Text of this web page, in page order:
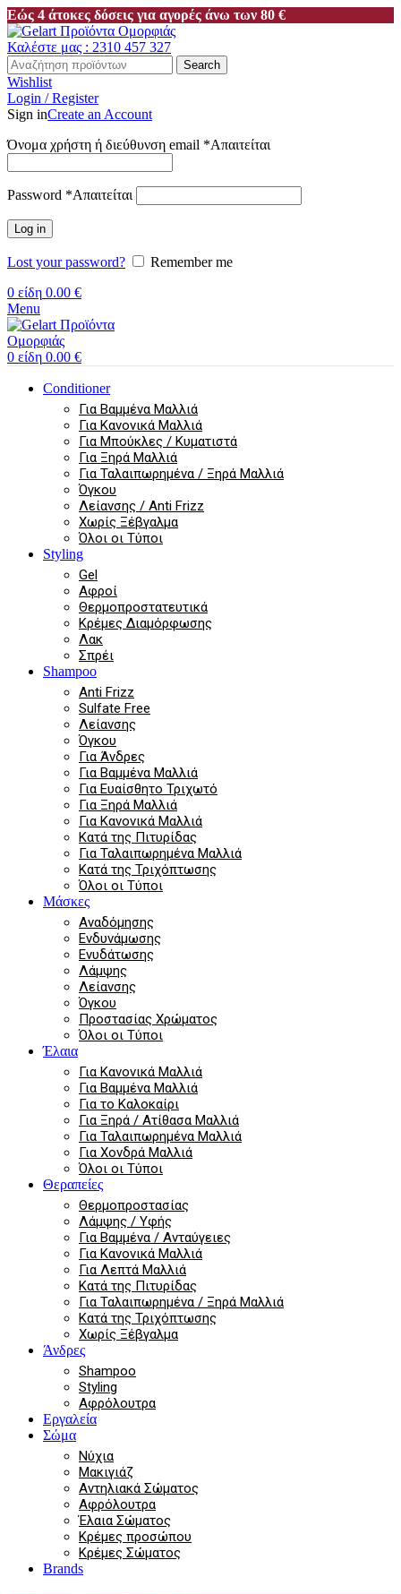
Εώς 4 άτοκες δόσεις για αγορές άνω των 80 €
Καλέστε μας : 2310 457 327
Search
Wishlist
Login / Register
Sign inCreate an Account
Όνομα χρήστη ή διεύθυνση email *Απαιτείται
Password *Απαιτείται
Log in
Lost your password?
Remember me
0 είδη 0.00 €
Menu
0 είδη 0.00 €
Conditioner
Για Βαμμένα Μαλλιά
Για Κανονικά Μαλλιά
Για Μπούκλες / Κυματιστά
Για Ξηρά Μαλλιά
Για Ταλαιπωρημένα / Ξηρά Μαλλιά
Όγκου
Λείανσης / Anti Frizz
Χωρίς Ξέβγαλμα
Όλοι οι Τύποι
Styling
Gel
Αφροί
Θερμοπροστατευτικά
Κρέμες Διαμόρφωσης
Λακ
Σπρέι
Shampoo
Anti Frizz
Sulfate Free
Λείανσης
Όγκου
Για Άνδρες
Για Βαμμένα Μαλλιά
Για Ευαίσθητο Τριχωτό
Για Ξηρά Μαλλιά
Για Κανονικά Μαλλιά
Κατά της Πιτυρίδας
Για Ταλαιπωρημένα Μαλλιά
Κατά της Τριχόπτωσης
Όλοι οι Τύποι
Μάσκες
Αναδόμησης
Ενδυνάμωσης
Ενυδάτωσης
Λάμψης
Λείανσης
Όγκου
Προστασίας Χρώματος
Όλοι οι Τύποι
Έλαια
Για Κανονικά Μαλλιά
Για Βαμμένα Μαλλιά
Για το Καλοκαίρι
Για Ξηρά / Ατίθασα Μαλλιά
Για Ταλαιπωρημένα Μαλλιά
Για Χονδρά Μαλλιά
Όλοι οι Τύποι
Θεραπείες
Θερμοπροστασίας
Λάμψης / Υφής
Για Βαμμένα / Ανταύγειες
Για Κανονικά Μαλλιά
Για Λεπτά Μαλλιά
Κατά της Πιτυρίδας
Για Ταλαιπωρημένα / Ξηρά Μαλλιά
Κατά της Τριχόπτωσης
Χωρίς Ξέβγαλμα
Άνδρες
Shampoo
Styling
Αφρόλουτρα
Εργαλεία
Σώμα
Νύχια
Μακιγιάζ
Αντηλιακά Σώματος
Αφρόλουτρα
Έλαια Σώματος
Κρέμες προσώπου
Κρέμες Σώματος
Brands